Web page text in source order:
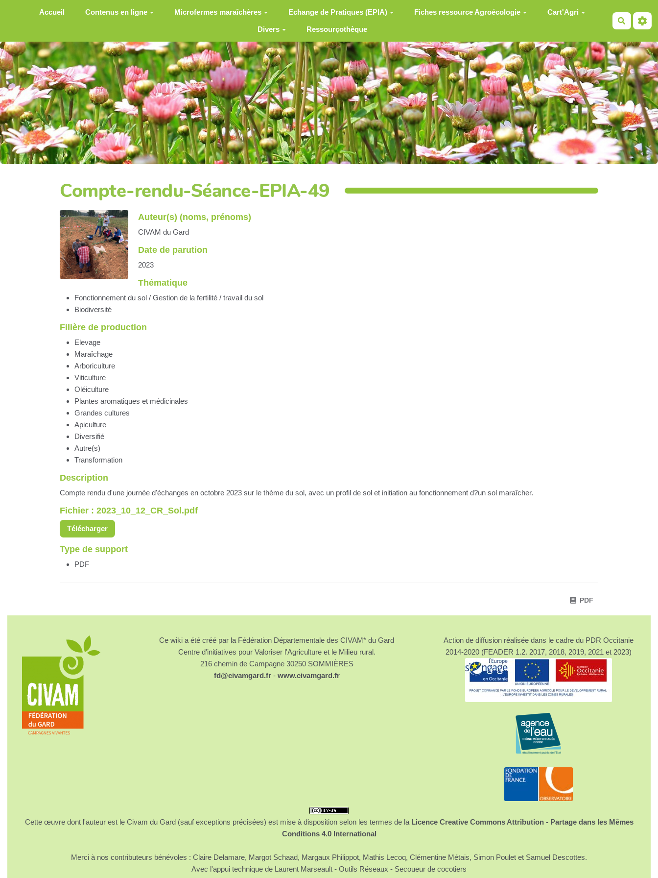
Aller au contenu principal
Accueil Contenus en ligne Microfermes maraîchères Echange de Pratiques (EPIA) Fiches ressource Agroécologie Cart'Agri
Divers Ressourçothèque
Compte-rendu-Séance-EPIA-49
Auteur(s) (noms, prénoms)
CIVAM du Gard
Date de parution
2023
Thématique
Fonctionnement du sol / Gestion de la fertilité / travail du sol
Biodiversité
Filière de production
Elevage
Maraîchage
Arboriculture
Viticulture
Oléiculture
Plantes aromatiques et médicinales
Grandes cultures
Apiculture
Diversifié
Autre(s)
Transformation
Description
Compte rendu d'une journée d'échanges en octobre 2023 sur le thème du sol, avec un profil de sol et initiation au fonctionnement d?un sol maraîcher.
Fichier : 2023_10_12_CR_Sol.pdf
Télécharger
Type de support
PDF
PDF
Ce wiki a été créé par la Fédération Départementale des CIVAM* du Gard
Centre d'initiatives pour Valoriser l'Agriculture et le Milieu rural.
216 chemin de Campagne 30250 SOMMIÈRES
fd@civamgard.fr- www.civamgard.fr
Action de diffusion réalisée dans le cadre du PDR Occitanie
2014-2020 (FEADER 1.2. 2017, 2018, 2019, 2021 et 2023)
Cette œuvre dont l'auteur est le Civam du Gard (sauf exceptions précisées) est mise à disposition selon les termes de la Licence Creative Commons Attribution - Partage dans les Mêmes
Conditions 4.0 International
Merci à nos contributeurs bénévoles : Claire Delamare, Margot Schaad, Margaux Philippot, Mathis Lecoq, Clémentine Métais, Simon Poulet et Samuel Descottes.
Avec l'appui technique de Laurent Marseault - Outils Réseaux - Secoueur de cocotiers